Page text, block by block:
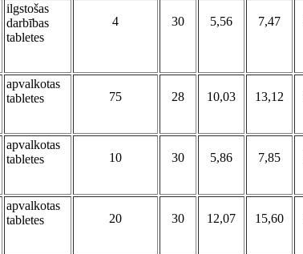
ilgstošas
darbības
tabletes
4 30 5,56 7,47
apvalkotas
tabletes
75 28 10,03 13,12
apvalkotas
tabletes
10 30 5,86 7,85
apvalkotas
tabletes
20 30 12,07 15,60